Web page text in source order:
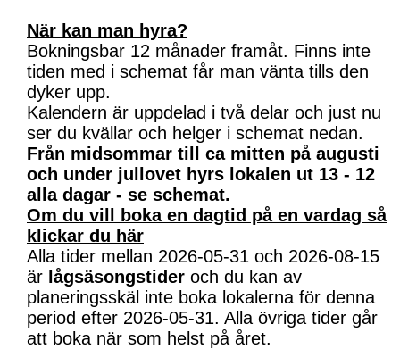
När kan man hyra?
Bokningsbar 12 månader framåt. Finns inte
tiden med i schemat får man vänta tills den
dyker upp.
Kalendern är uppdelad i två delar och just nu
ser du kvällar och helger i schemat nedan.
Från midsommar till ca mitten på augusti
och under jullovet hyrs lokalen ut 13 - 12
alla dagar - se schemat.
Om du vill boka en dagtid på en vardag så
klickar du här
Alla tider mellan 2026-05-31 och 2026-08-15
är lågsäsongstider och du kan av
planeringsskäl inte boka lokalerna för denna
period efter 2026-05-31. Alla övriga tider går
att boka när som helst på året.